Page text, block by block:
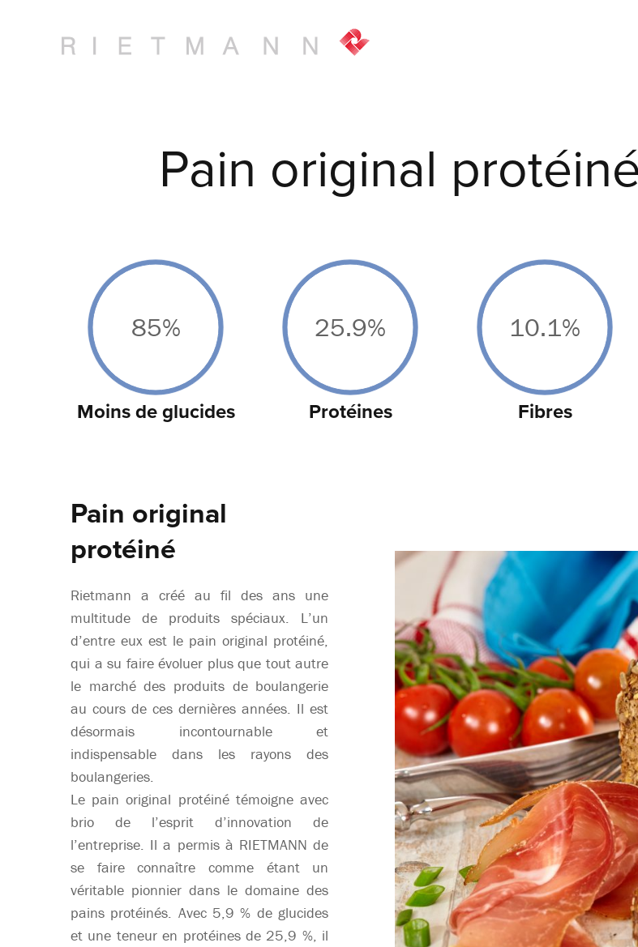
Pain original
85%
Moins de glucides
25.9%
Protéines
10.1%
Fibres
Pain original
protéiné
Rietmann a créé au fil des ans une
multitude de produits spéciaux. L’un
d’entre eux est le pain original protéiné,
qui a su faire évoluer plus que tout autre
le marché des produits de boulangerie
au cours de ces dernières années. Il est
désormais incontournable et
indispensable dans les rayons des
boulangeries.
Le pain original protéiné témoigne avec
brio de l’esprit d’innovation de
l’entreprise. Il a permis à RIETMANN de
se faire connaître comme étant un
véritable pionnier dans le domaine des
pains protéinés. Avec 5,9 % de glucides
et une teneur en protéines de 25,9 %, il